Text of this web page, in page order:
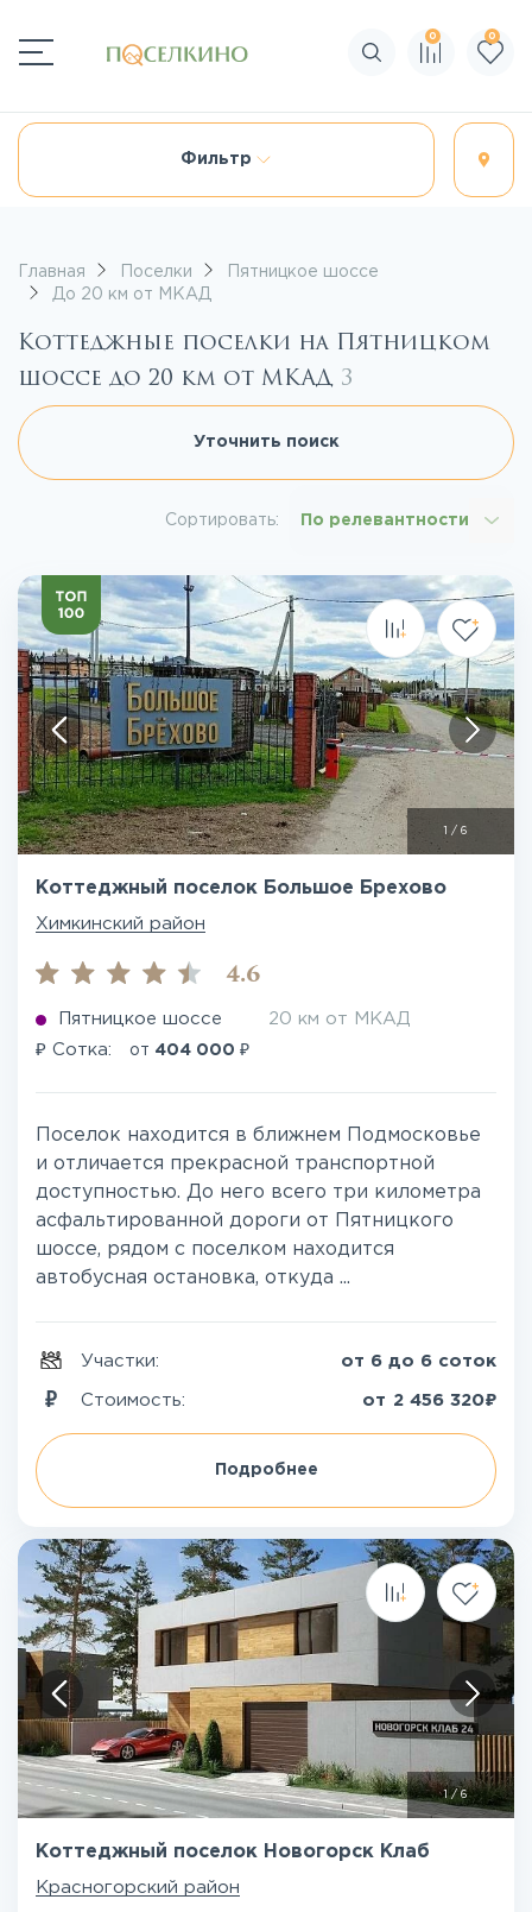
Поиск по сайту
0 0
Фильтр
Главная Поселки
Пятницкое шоссе
До 20 км от МКАД
Коттеджные поселки на Пятницком
шоссе до 20 км от МКАД 3
Уточнить поиск
Сортировать: По релевантности
/ 6
Коттеджный поселок Большое Брехово
Химкинский район
4.6
Пятницкое шоссе 20 км от МКАД
₽ Сотка: от 404 000 ₽
Поселок находится в ближнем Подмосковье
и отличается прекрасной транспортной
доступностью. До него всего три километра
асфальтированной дороги от Пятницкого
шоссе, рядом с поселком находится
автобусная остановка, откуда ...
Участки: от 6 до 6 соток
Стоимость: от 2 456 320₽
Подробнее
1/ 6
Коттеджный поселок Новогорск Клаб
Красногорский район